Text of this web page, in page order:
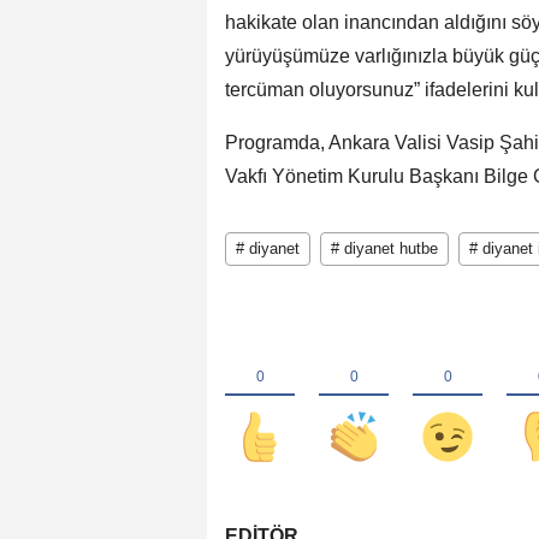
hakikate olan inancından aldığını
yürüyüşümüze varlığınızla büyük
tercüman oluyorsunuz” ifadelerini
Programda, Ankara Valisi Vasip
Vakfı Yönetim Kurulu Başkanı Bilge
# diyanet # diyanet hutbe # diyanet